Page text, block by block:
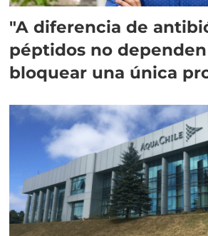
"A diferencia de
péptidos no
bloquear una única